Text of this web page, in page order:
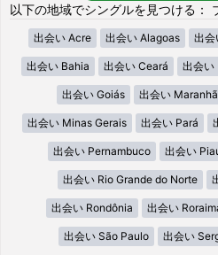
以下の地域でシングルを見つける：
出会い Acre 出会い Alagoas 出会
出会い Bahia 出会い Ceará 出会い
出会い Goiás 出会い
出会い Minas Gerais 出会い Pará
出会い Pernambuco 出会い
出会い Rio Grande do Norte
出会い Rondônia 出会い
出会い São Paulo 出会い